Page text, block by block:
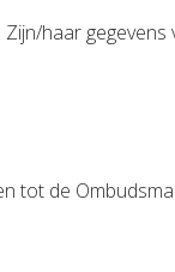
haar gegevens
tot de